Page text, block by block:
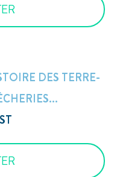
DES TERRE-